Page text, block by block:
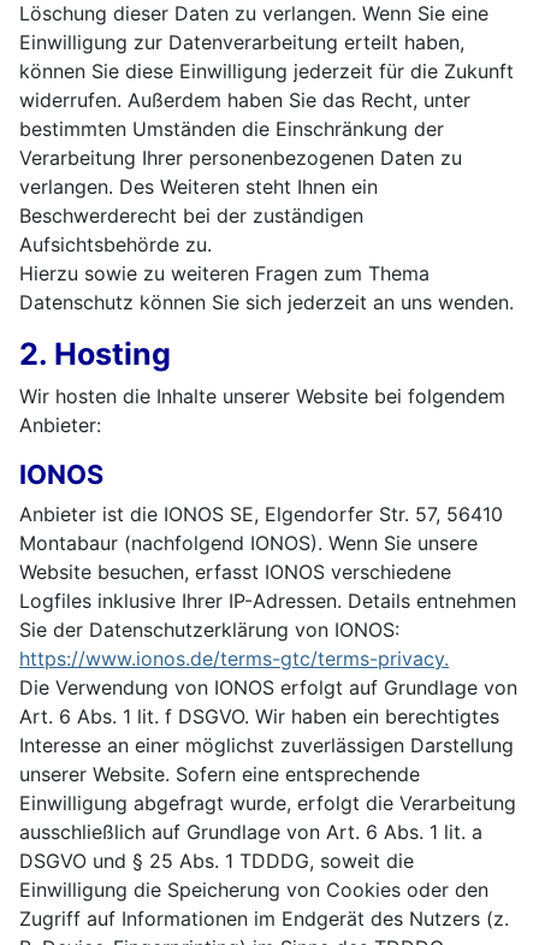
Löschung dieser Daten zu verlangen. Wenn Sie eine
Einwilligung zur Datenverarbeitung erteilt haben,
können Sie diese Einwilligung jederzeit für die Zukunft
widerrufen. Außerdem haben Sie das Recht, unter
bestimmten Umständen die Einschränkung der
Verarbeitung Ihrer personenbezogenen Daten zu
verlangen. Des Weiteren steht Ihnen ein
Beschwerderecht bei der zuständigen
Aufsichtsbehörde zu.
Hierzu sowie zu weiteren Fragen zum Thema
Datenschutz können Sie sich jederzeit an uns wenden.
2. Hosting
Wir hosten die Inhalte unserer Website bei folgendem
Anbieter:
IONOS
Anbieter ist die IONOS SE, Elgendorfer Str. 57, 56410
Montabaur (nachfolgend IONOS). Wenn Sie unsere
Website besuchen, erfasst IONOS verschiedene
Logfiles inklusive Ihrer IP-Adressen. Details entnehmen
Sie der Datenschutzerklärung von IONOS:
https://www.ionos.de/terms-gtc/terms-privacy.
Die Verwendung von IONOS erfolgt auf Grundlage von
Art. 6 Abs. 1 lit. f DSGVO. Wir haben ein berechtigtes
Interesse an einer möglichst zuverlässigen Darstellung
unserer Website. Sofern eine entsprechende
Einwilligung abgefragt wurde, erfolgt die Verarbeitung
ausschließlich auf Grundlage von Art. 6 Abs. 1 lit. a
DSGVO und § 25 Abs. 1 TDDDG, soweit die
Einwilligung die Speicherung von Cookies oder den
Zugriff auf Informationen im Endgerät des Nutzers (z.